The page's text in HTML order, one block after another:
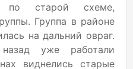
по старой схеме,
Группа в районе
на дальний овраг.
уже работали
виднелись старые